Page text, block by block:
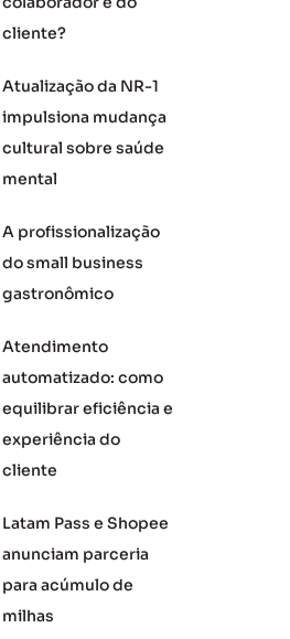
cliente?
Atualização da NR-1
impulsiona mudança
cultural sobre saúde
mental
A profissionalização
do small business
gastronômico
Atendimento
automatizado: como
equilibrar eficiência e
experiência do
cliente
Latam Pass e Shopee
anunciam parceria
para acúmulo de
milhas